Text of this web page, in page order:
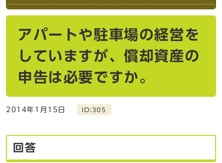
アパートや駐車場の経営を
していますが、償却資産の
申告は必要ですか。
2014年1月15日 ID:305
回答